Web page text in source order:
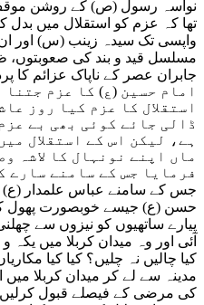
نواسہ رسول (ص) کے روشن موقف
تھا کہ عزم کو استقلال میں
واپسی تک سیدہ زینب (س) اور
مسلسل قید و بند کی صعوبتوں،
جابران عصر کے ناپاک عزائم کا
امام حسین (ع) کا عزم جتنا
استقلال کا عزم کیا روز
ڈالی جائے کوئی بھی بے
ہے، لیکن اس کے استقلال
ماں اپنے نونہال کا لاشہ
فرمایا جس کے سامنے سارے
جس کے سامنے عباس علمدار (ع)
حسن (ع) جیسے خوبصورت پھول
پیارے ساتھیوں کو نیزوں سے
آئی اور وہ میدان کربلا میں یکہ
کیا چالیں نہ چلیں؟ کیا کیا
مدینہ سے لے کر میدان کربلا
کی مرضی کے فیصلے قبول